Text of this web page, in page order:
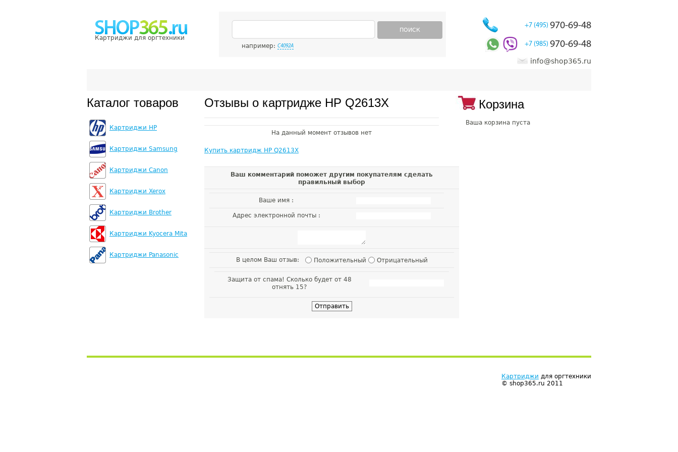
Картриджи для оргтехники
ПОИСК
например: C4092A
+7 (495) 970-69-48
+7 (985) 970-69-48
info@shop365.ru
Каталог товаров
Картриджи HP
Картриджи Samsung
Картриджи Canon
Картриджи Xerox
Картриджи Brother
Картриджи Kyocera Mita
Картриджи Panasonic
Отзывы о картридже HP Q2613X
На данный момент отзывов нет
Купить картридж HP Q2613X
Ваш комментарий поможет другим покупателям сделать
правильный выбор
Ваше имя :
Адрес электронной почты :
В целом Ваш отзыв: Положительный Отрицательный
Защита от спама! Сколько будет от 48
отнять 15?
Корзина
Ваша корзина пуста
Картриджи для оргтехники
© shop365.ru 2011